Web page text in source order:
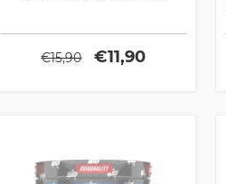
€15,90 €11,90